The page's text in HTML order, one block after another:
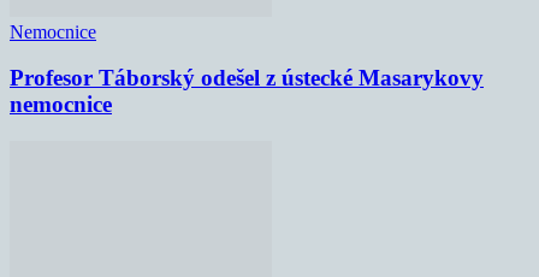
Nemocnice
Profesor Táborský odešel z ústecké Masarykovy
nemocnice